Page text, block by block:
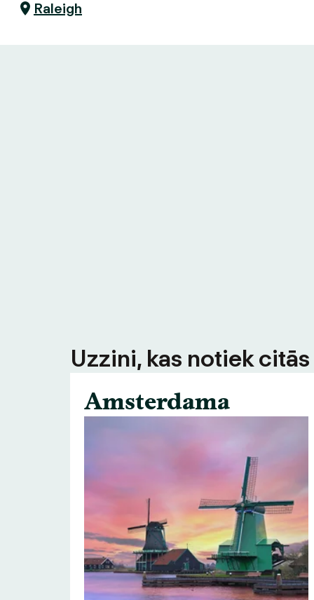
Raleigh
Uzzini, kas notiek
Amsterdama